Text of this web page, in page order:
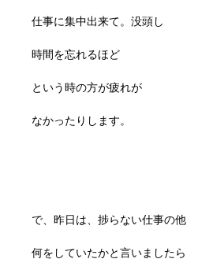
仕事に集中出来て。没頭し
時間を忘れるほど
という時の方が疲れが
なかったりします。
で、昨日は、捗らない仕事の他
何をしていたかと言いましたら